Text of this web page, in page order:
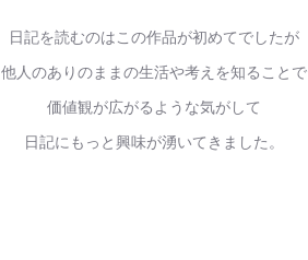
日記を読むのはこの作品が初めてでしたが
他人のありのままの生活や考えを知ることで
価値観が広がるような気がして
日記にもっと興味が湧いてきました。